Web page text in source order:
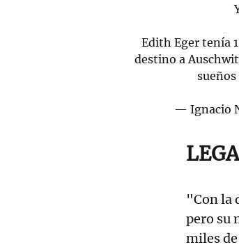
Edith Eger tenía
destino a
— Ignacio
"Con la
pero su
miles